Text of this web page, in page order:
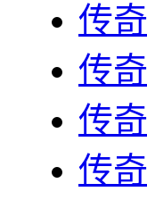
传
传
传
传